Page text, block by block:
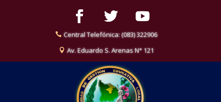
Central Telefónica: (083) 322906
Av. Eduardo S. Arenas N° 121